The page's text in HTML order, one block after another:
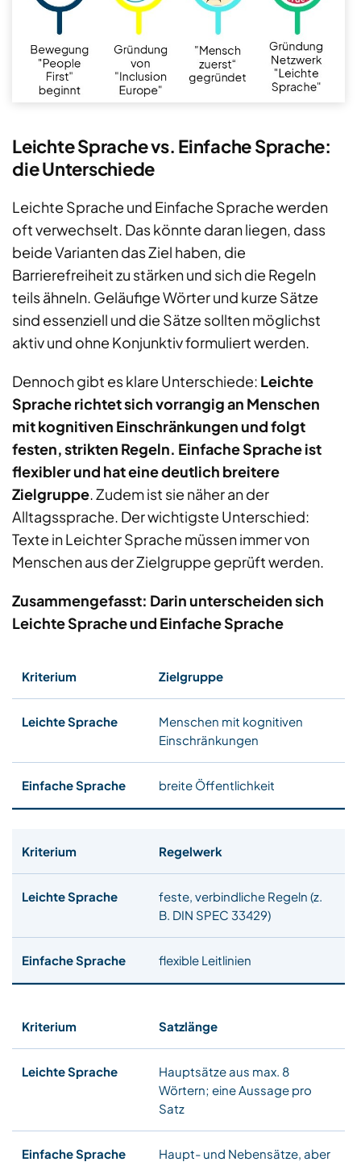
Leichte Sprache vs. Einfache Sprache:
die Unterschiede
Leichte Sprache und Einfache Sprache werden
oft verwechselt. Das könnte daran liegen, dass
beide Varianten das Ziel haben, die
Barrierefreiheit zu stärken und sich die Regeln
teils ähneln. Geläufige Wörter und kurze Sätze
sind essenziell und die Sätze sollten möglichst
aktiv und ohne Konjunktiv formuliert werden.
Dennoch gibt es klare Unterschiede: Leichte
Sprache richtet sich vorrangig an Menschen
mit kognitiven Einschränkungen und folgt
festen, strikten Regeln. Einfache Sprache ist
flexibler und hat eine deutlich breitere
Zielgruppe. Zudem ist sie näher an der
Alltagssprache. Der wichtigste Unterschied:
Texte in Leichter Sprache müssen immer von
Menschen aus der Zielgruppe geprüft werden.
Zusammengefasst: Darin unterscheiden sich
Leichte Sprache und Einfache Sprache
Zielgruppe
Menschen mit kognitiven
Einschränkungen
breite Öffentlichkeit
Regelwerk
feste, verbindliche Regeln (z.
B. DIN SPEC 33429)
flexible Leitlinien
Satzlänge
Hauptsätze aus max. 8
Wörtern; eine Aussage pro
Satz
Haupt- und Nebensätze, aber